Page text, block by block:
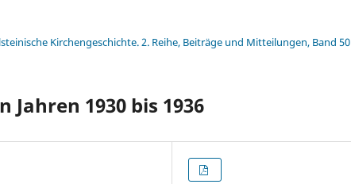
Kirchengeschichte. 2. Reihe, Beiträge und Mitteilungen, Band 50
1930 bis 1936